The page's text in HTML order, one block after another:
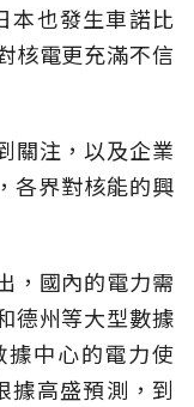
本也發生車諾比
核電更充滿不信
關注，以及企業
各界對核能的興
，國內的電力需
德州等大型數據
中心的電力使
據高盛預測，到